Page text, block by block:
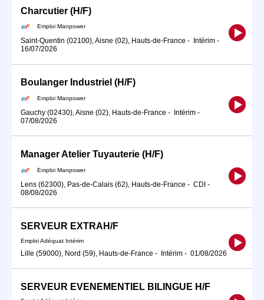
Charcutier (H/F)
Emploi Manpower
Saint-Quentin (02100), Aisne (02), Hauts-de-France - Intérim -
16/07/2026
Boulanger Industriel (H/F)
Emploi Manpower
Gauchy (02430), Aisne (02), Hauts-de-France - Intérim -
07/08/2026
Manager Atelier Tuyauterie (H/F)
Emploi Manpower
Lens (62300), Pas-de-Calais (62), Hauts-de-France - CDI -
08/08/2026
SERVEUR EXTRAH/F
Emploi Adéquat Intérim
Lille (59000), Nord (59), Hauts-de-France - Intérim - 01/08/2026
SERVEUR EVENEMENTIEL BILINGUE H/F